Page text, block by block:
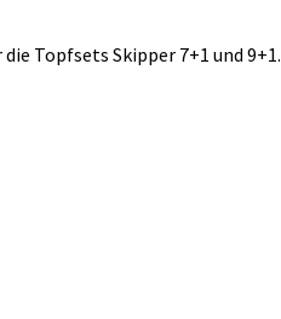
Topfsets Skipper 7+1 und 9+1.